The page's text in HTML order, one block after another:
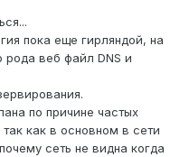
пока еще гирляндой, на
рода веб файл DNS и
по причине частых
как в основном в сети
сеть не видна когда